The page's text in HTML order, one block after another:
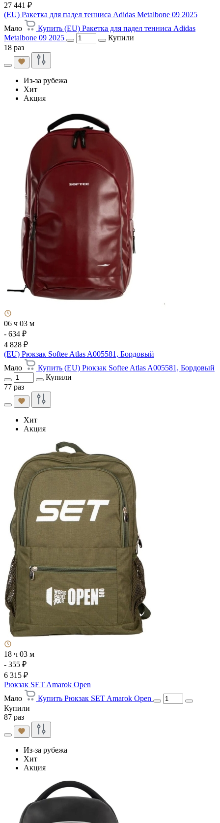
27 441 ₽
(EU) Ракетка для падел тенниса Adidas Metalbone 09 2025
Мало
Купить (EU) Ракетка для падел тенниса Adidas
Metalbone 09 2025
Купили
18 раз
Из-за рубежа
Хит
Акция
06 ч 03 м
- 634 ₽
4 828 ₽
(EU) Рюкзак Softee Atlas A005581, Бордовый
Мало
Купить (EU) Рюкзак Softee Atlas A005581, Бордовый
Купили
77 раз
Хит
Акция
18 ч 03 м
- 355 ₽
6 315 ₽
Рюкзак SET Amarok Open
Мало
Купить Рюкзак SET Amarok Open
Купили
87 раз
Из-за рубежа
Хит
Акция